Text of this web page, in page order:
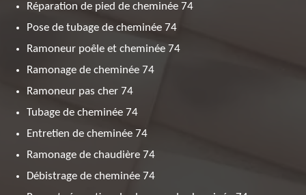
Réparation de pied de cheminée 74
Pose de tubage de cheminée 74
Ramoneur poêle et cheminée 74
Ramonage de cheminée 74
Ramoneur pas cher 74
Tubage de cheminée 74
Entretien de cheminée 74
Ramonage de chaudière 74
Débistrage de cheminée 74